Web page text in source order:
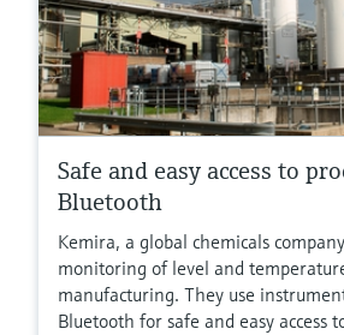
Safe and easy access to
Bluetooth
Kemira, a global chemicals
monitoring of level and
manufacturing. They use
Bluetooth for safe and easy access